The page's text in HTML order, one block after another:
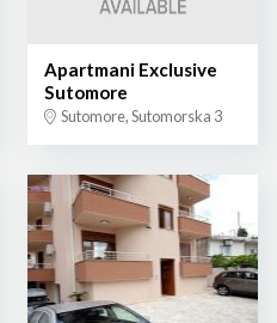
Apartmani Exclusive
Sutomore
Sutomore, Sutomorska 3